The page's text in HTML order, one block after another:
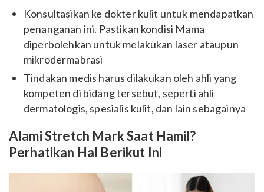
Konsultasikan ke dokter kulit untuk mendapatkan
penanganan ini. Pastikan kondisi Mama
diperbolehkan untuk melakukan laser ataupun
mikrodermabrasi
Tindakan medis harus dilakukan oleh ahli yang
kompeten di bidang tersebut, seperti ahli
dermatologis, spesialis kulit, dan lain sebagainya
Alami Stretch Mark Saat Hamil?
Perhatikan Hal Berikut Ini